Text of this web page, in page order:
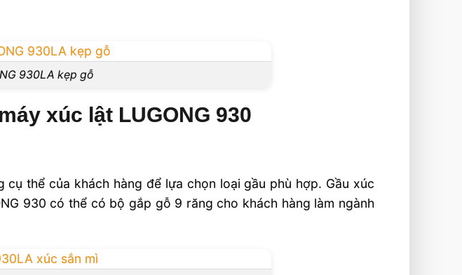
930LA kẹp gỗ
xúc lật LUGONG 930
thể của khách hàng để lựa chọn loại gầu phù hợp. Gầu xúc
930 có thể có bộ gắp gỗ 9 răng cho khách hàng làm ngành